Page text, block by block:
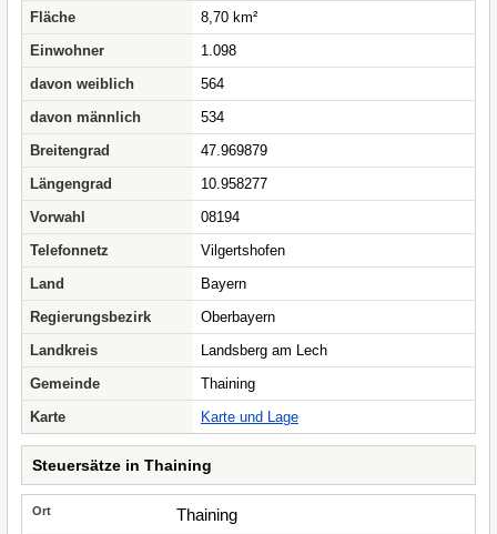
Fläche
8,70 km²
Einwohner
1.098
davon weiblich
564
davon männlich
534
Breitengrad
47.969879
Längengrad
10.958277
Vorwahl
08194
Telefonnetz
Vilgertshofen
Land
Bayern
Regierungsbezirk
Oberbayern
Landkreis
Landsberg am Lech
Gemeinde
Thaining
Karte
Karte und Lage
Steuersätze in Thaining
Thaining